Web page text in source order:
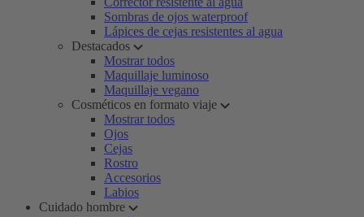
Sombras de ojos waterproof
Lápices de cejas resistentes al agua
Destacados
Mostrar todos
Maquillaje luminoso
Maquillaje vegano
Cosméticos en formato viaje
Mostrar todos
Ojos
Cejas
Rostro
Accesorios
Labios
Cuidado hombre